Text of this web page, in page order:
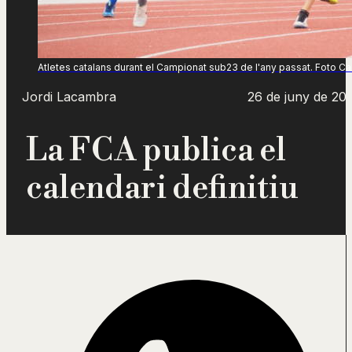
Jordi Lacambra 26 de juny de
La FCA publica el
calendari definitiu
Atletes catalans durant el Campionat sub23 de l'any passat. Foto